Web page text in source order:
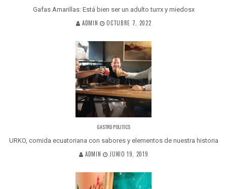
Gafas Amarillas: Está bien ser un adulto turrx y miedosx
ADMIN OCTUBRE 7, 2022
GASTRO POLITICS
URKO, comida ecuatoriana con sabores y elementos de nuestra historia
ADMIN JUNIO 19, 2019